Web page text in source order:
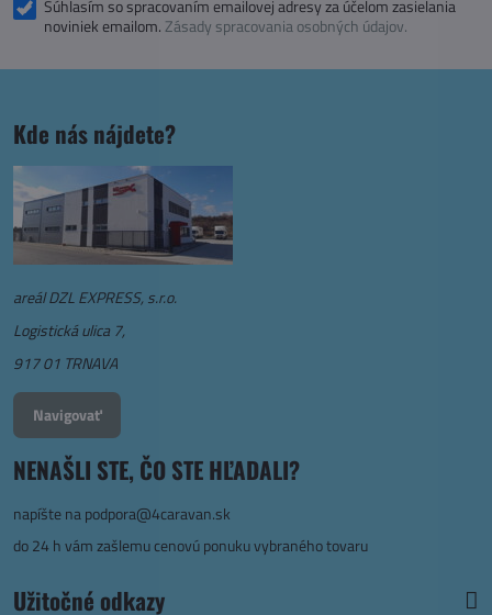
Súhlasím so spracovaním emailovej adresy za účelom zasielania
noviniek emailom.Zásady spracovania osobných údajov.
Kde nás nájdete?
areál DZL EXPRESS, s.r.o.
Logistická ulica 7,
917 01 TRNAVA
Navigovať
NENAŠLI STE, ČO STE HĽADALI?
napíšte napodpora@4caravan.sk
do 24 h vám zašlemu cenovú ponuku vybraného tovaru
Užitočné odkazy